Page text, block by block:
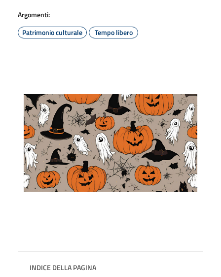
Argomenti:
Patrimonio culturale
Tempo libero
INDICE DELLA PAGINA